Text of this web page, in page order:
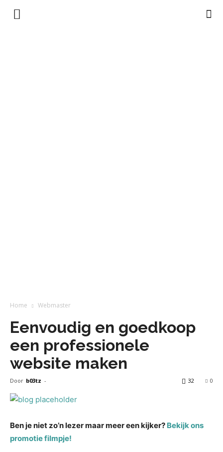
Home Webmaster
Eenvoudig en goedkoop
een professionele
website maken
Door b03tz - 0
32
Ben je niet zo’n lezer maar meer een kijker? Bekijk ons
promotie filmpje!